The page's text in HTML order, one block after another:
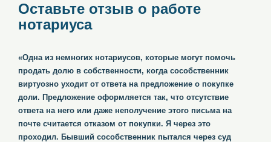
Оставьте отзыв о работе
нотариуса
«Одна из немногих нотариусов, которые могут помочь
продать долю в собственности, когда сособственник
виртуозно уходит от ответа на предложение о покупке
доли. Предложение оформляется так, что отсутствие
ответа на него или даже неполучение этого письма на
почте считается отказом от покупки. Я через это
проходил. Бывший сособственник пытался через суд